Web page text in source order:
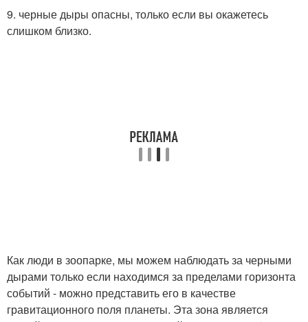
9. черные дыры опасны, только если вы окажетесь
слишком близко.
Как люди в зоопарке, мы можем наблюдать за черными
дырами только если находимся за пределами горизонта
событий - можно представить его в качестве
гравитационного поля планеты. Эта зона является